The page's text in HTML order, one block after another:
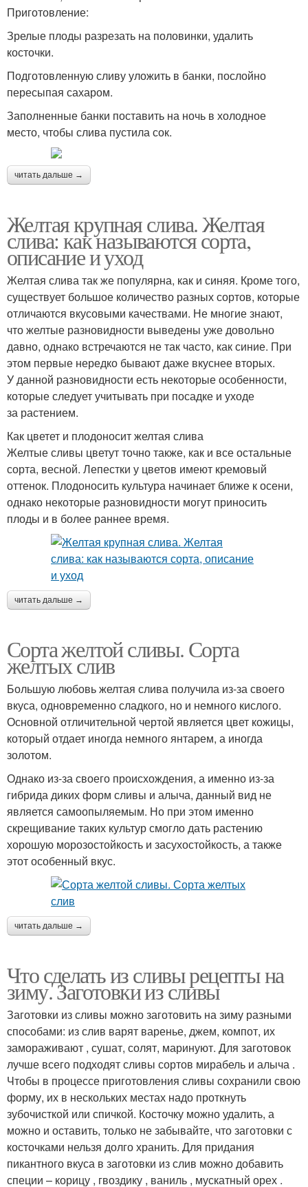
Приготовление:
Зрелые плоды разрезать на половинки, удалить
косточки.
Подготовленную сливу уложить в банки, послойно
пересыпая сахаром.
Заполненные банки поставить на ночь в холодное
место, чтобы слива пустила сок.
читать дальше →
Желтая крупная слива. Желтая
слива: как называются сорта,
описание и уход
Желтая слива так же популярна, как и синяя. Кроме того,
существует большое количество разных сортов, которые
отличаются вкусовыми качествами. Не многие знают,
что желтые разновидности выведены уже довольно
давно, однако встречаются не так часто, как синие. При
этом первые нередко бывают даже вкуснее вторых.
У данной разновидности есть некоторые особенности,
которые следует учитывать при посадке и уходе
за растением.
Как цветет и плодоносит желтая слива
Желтые сливы цветут точно также, как и все остальные
сорта, весной. Лепестки у цветов имеют кремовый
оттенок. Плодоносить культура начинает ближе к осени,
однако некоторые разновидности могут приносить
плоды и в более раннее время.
читать дальше →
Сорта желтой сливы. Сорта
желтых слив
Большую любовь желтая слива получила из-за своего
вкуса, одновременно сладкого, но и немного кислого.
Основной отличительной чертой является цвет кожицы,
который отдает иногда немного янтарем, а иногда
золотом.
Однако из-за своего происхождения, а именно из-за
гибрида диких форм сливы и алыча, данный вид не
является самоопыляемым. Но при этом именно
скрещивание таких культур смогло дать растению
хорошую морозостойкость и засухостойкость, а также
этот особенный вкус.
читать дальше →
Что сделать из сливы рецепты на
зиму. Заготовки из сливы
Заготовки из сливы можно заготовить на зиму разными
способами: из слив варят варенье, джем, компот, их
замораживают , сушат, солят, маринуют. Для заготовок
лучше всего подходят сливы сортов мирабель и алыча .
Чтобы в процессе приготовления сливы сохранили свою
форму, их в нескольких местах надо проткнуть
зубочисткой или спичкой. Косточку можно удалить, а
можно и оставить, только не забывайте, что заготовки с
косточками нельзя долго хранить. Для придания
пикантного вкуса в заготовки из слив можно добавить
специи – корицу , гвоздику , ваниль , мускатный орех .